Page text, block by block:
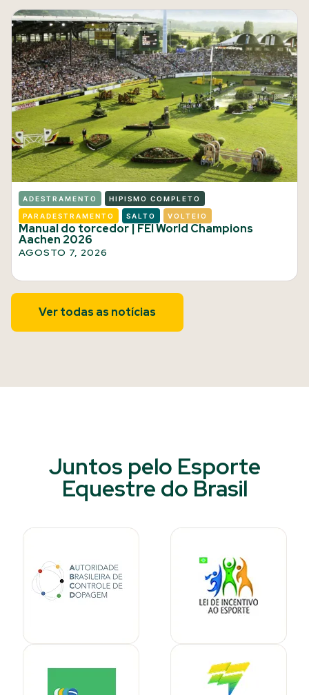
ADESTRAMENTO HIPISMO COMPLETO
PARADESTRAMENTO SALTO VOLTEIO
Manual do torcedor | FEI World Champions
Aachen 2026
AGOSTO 7, 2026
Ver todas as notícias
Juntos pelo Esporte
Equestre do Brasil​